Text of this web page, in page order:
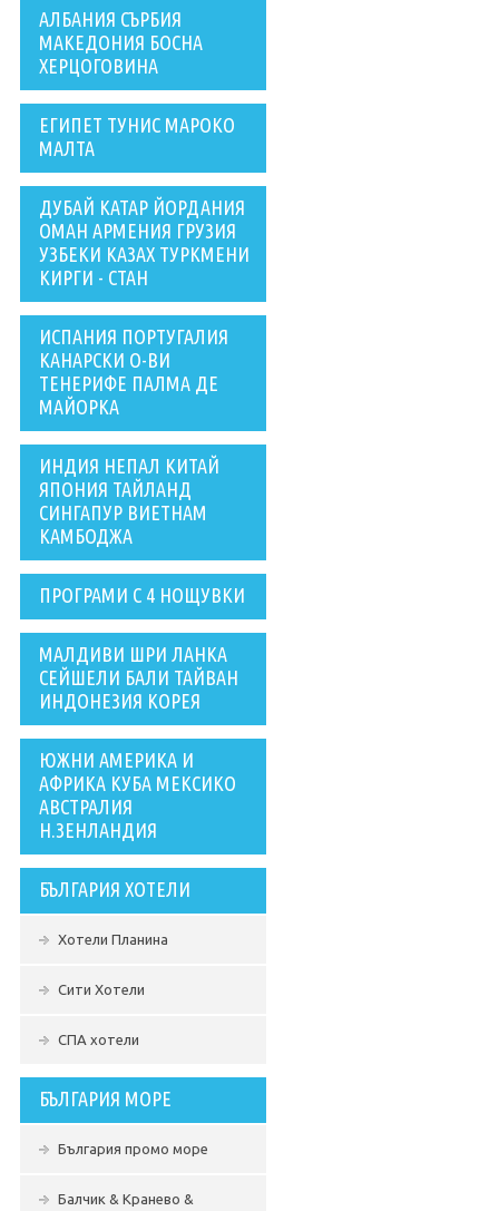
АЛБАНИЯ СЪРБИЯ
МАКЕДОНИЯ БОСНА
ХЕРЦОГОВИНА
ЕГИПЕТ ТУНИС МАРОКО
МАЛТА
ДУБАЙ КАТАР ЙОРДАНИЯ
ОМАН АРМЕНИЯ ГРУЗИЯ
УЗБЕКИ КАЗАХ ТУРКМЕНИ
КИРГИ - СТАН
ИСПАНИЯ ПОРТУГАЛИЯ
КАНАРСКИ О-ВИ
ТЕНЕРИФЕ ПАЛМА ДЕ
МАЙОРКА
ИНДИЯ НЕПАЛ КИТАЙ
ЯПОНИЯ ТАЙЛАНД
СИНГАПУР ВИЕТНАМ
КАМБОДЖА
ПРОГРАМИ С 4 НОЩУВКИ
МАЛДИВИ ШРИ ЛАНКА
СЕЙШЕЛИ БАЛИ ТАЙВАН
ИНДОНЕЗИЯ КОРЕЯ
ЮЖНИ АМЕРИКА И
АФРИКА КУБА МЕКСИКО
АВСТРАЛИЯ
Н.ЗЕНЛАНДИЯ
БЪЛГАРИЯ ХОТЕЛИ
Хотели Планина
Сити Хотели
СПА хотели
БЪЛГАРИЯ МОРЕ
България промо море
Балчик & Кранево &